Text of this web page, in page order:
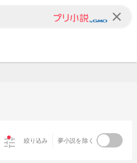
clear
tune 絞り込み 夢小説を除く